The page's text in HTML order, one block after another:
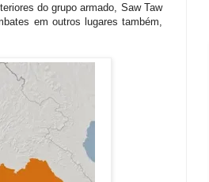
do grupo armado, Saw Taw
em outros lugares também,